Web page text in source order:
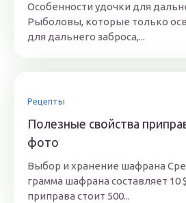
Особенности удочки для
Рыболовы, которые только
для дальнего заброса,...
Рецепты
Полезные свойства
фото
Выбор и хранение шафрана
грамма шафрана составляет 10
приправа стоит 500...